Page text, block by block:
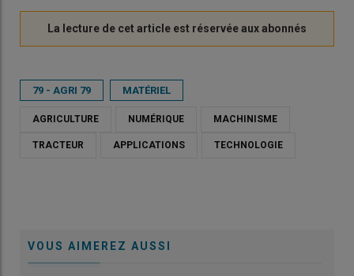
79 - AGRI 79 MATÉRIEL
AGRICULTURE NUMÉRIQUE MACHINISME
TRACTEUR APPLICATIONS TECHNOLOGIE
VOUS AIMEREZ AUSSI